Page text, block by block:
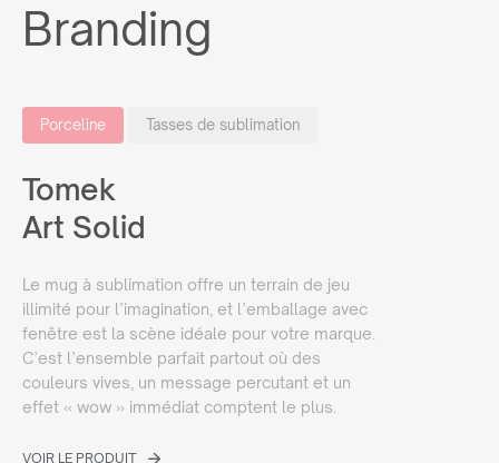
Branding
Porceline Tasses de sublimation
Tomek
Art Solid
Le mug à sublimation offre un terrain de jeu
illimité pour l’imagination, et l’emballage avec
fenêtre est la scène idéale pour votre marque.
C’est l’ensemble parfait partout où des
couleurs vives, un message percutant et un
effet « wow » immédiat comptent le plus.
VOIR LE PRODUIT